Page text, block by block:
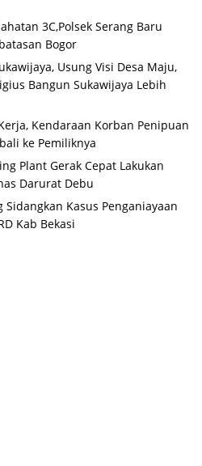
3C,Polsek Serang Baru
Bogor
Usung Visi Desa Maju,
Bangun Sukawijaya Lebih
Kendaraan Korban Penipuan
ke Pemiliknya
Plant Gerak Cepat Lakukan
Darurat Debu
Kasus Penganiayaan
Kab Bekasi